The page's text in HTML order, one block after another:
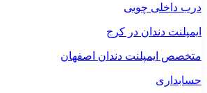
درب داخلی چوبی
ایمپلنت دندان در کرج
متخصص ایمپلنت دندان اصفهان
حسابداری